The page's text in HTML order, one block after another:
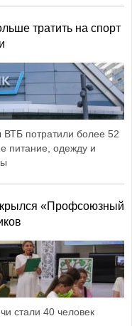
тратить на спорт
потратили более 52
питание, одежду и
«Профсоюзный
стали 40 человек